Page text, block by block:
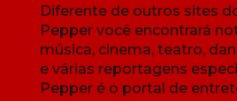
Diferente de outros sites
Pepper você encontrará
música, cinema, teatro,
e várias reportagens
Pepper é o portal de